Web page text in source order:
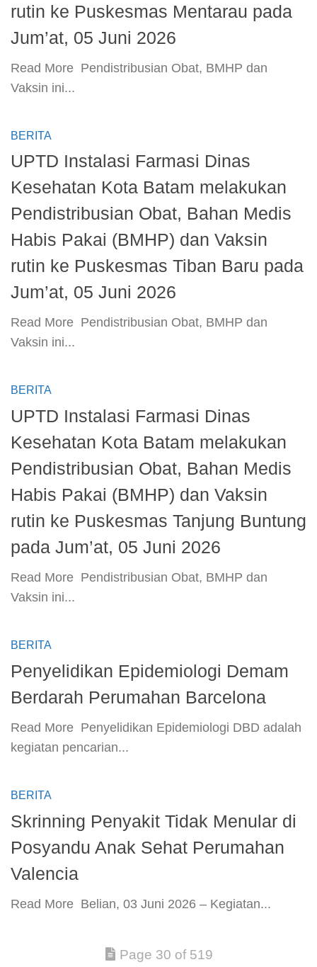
rutin ke Puskesmas Mentarau pada
Jum’at, 05 Juni 2026
​Read More ​ Pendistribusian Obat, BMHP dan
Vaksin ini...
BERITA
UPTD Instalasi Farmasi Dinas
Kesehatan Kota Batam melakukan
Pendistribusian Obat, Bahan Medis
Habis Pakai (BMHP) dan Vaksin
rutin ke Puskesmas Tiban Baru pada
Jum’at, 05 Juni 2026
​Read More ​ Pendistribusian Obat, BMHP dan
Vaksin ini...
BERITA
UPTD Instalasi Farmasi Dinas
Kesehatan Kota Batam melakukan
Pendistribusian Obat, Bahan Medis
Habis Pakai (BMHP) dan Vaksin
rutin ke Puskesmas Tanjung Buntung
pada Jum’at, 05 Juni 2026
​Read More ​ Pendistribusian Obat, BMHP dan
Vaksin ini...
BERITA
Penyelidikan Epidemiologi Demam
Berdarah Perumahan Barcelona
​Read More ​ Penyelidikan Epidemiologi DBD adalah
kegiatan pencarian...
BERITA
Skrinning Penyakit Tidak Menular di
Posyandu Anak Sehat Perumahan
Valencia
​Read More ​ Belian, 03 Juni 2026 – Kegiatan...
Page 30 of 519